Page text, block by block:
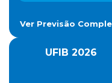
Ver Previsão
UFIB 2026